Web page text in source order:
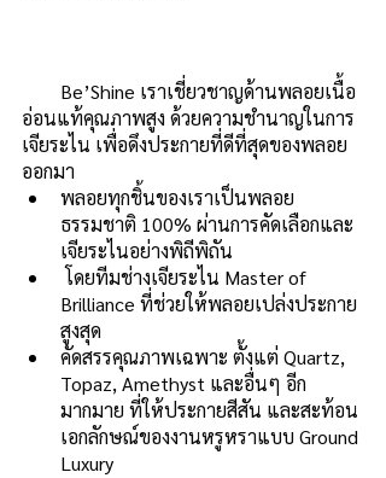
อ่อนแท้คุณภาพสูง ด้วยความชำนาญในการ
เจียระไน เพื่อดึงประกายที่ดีที่สุดของพลอย
ออกมา
พลอยทุกชิ้นของเราเป็นพลอย
ธรรมชาติ 100% ผ่านการคัดเลือกและ
เจียระไนอย่างพิถีพิถัน
โดยทีมช่างเจียระไน Master of
Brilliance ที่ช่วยให้พลอยเปล่งประกาย
สูงสุด
คัดสรรคุณภาพเฉพาะ ตั้งแต่ Quartz,
Topaz, Amethyst และอื่นๆ อีก
มากมาย ที่ให้ประกายสีสัน และสะท้อน
เอกลักษณ์ของงานหรูหราแบบ Ground
Luxury